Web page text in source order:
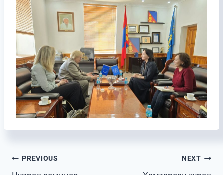
Post
PREVIOUS NEXT